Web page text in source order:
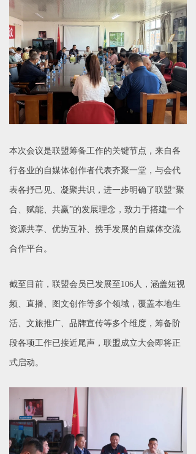
本次会议是联盟筹备工作的关键节点，来自各
行各业的自媒体创作者代表齐聚一堂，与会代
表各抒己见、凝聚共识，进一步明确了联盟“聚
合、赋能、共赢”的发展理念，致力于搭建一个
资源共享、优势互补、携手发展的自媒体交流
合作平台。
截至目前，联盟会员已发展至106人，涵盖短视
频、直播、图文创作等多个领域，覆盖本地生
活、文旅推广、品牌宣传等多个维度，筹备阶
段各项工作已接近尾声，联盟成立大会即将正
式启动。